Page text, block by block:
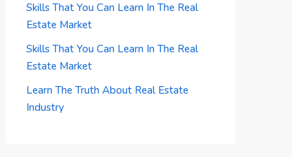
Skills That You Can Learn In The Real
Estate Market
Skills That You Can Learn In The Real
Estate Market
Learn The Truth About Real Estate
Industry